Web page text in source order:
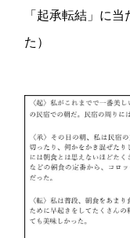
「起承転結」に
た）